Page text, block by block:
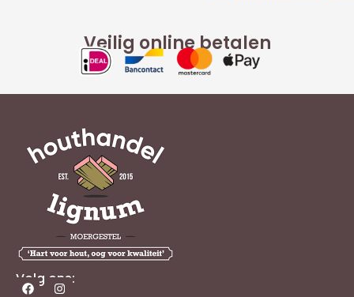
Veilig online betalen
Volg ons: